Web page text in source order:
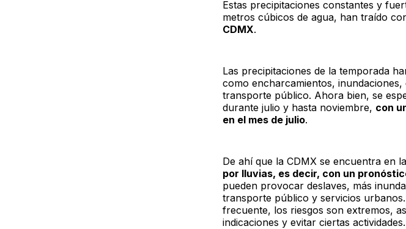
Estas precipitaciones constantes y
metros cúbicos de agua, han traído
CDMX.
Las precipitaciones de la temporada
como encharcamientos,
transporte público. Ahora bien, se
durante julio y hasta noviembre, con
en el mes de julio.
De ahí que la CDMX se encuentra en
por lluvias, es decir, con un
pueden provocar deslaves, más
transporte público y servicios
frecuente, los riesgos son extremos,
indicaciones y evitar ciertas actividades.